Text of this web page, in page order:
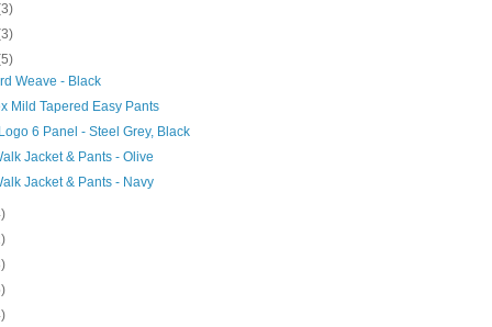
Weave - Black
Mild Tapered Easy Pants
6 Panel - Steel Grey, Black
Jacket & Pants - Olive
Jacket & Pants - Navy